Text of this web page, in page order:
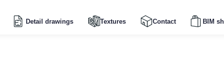
Detail drawings Textures Contact BIM